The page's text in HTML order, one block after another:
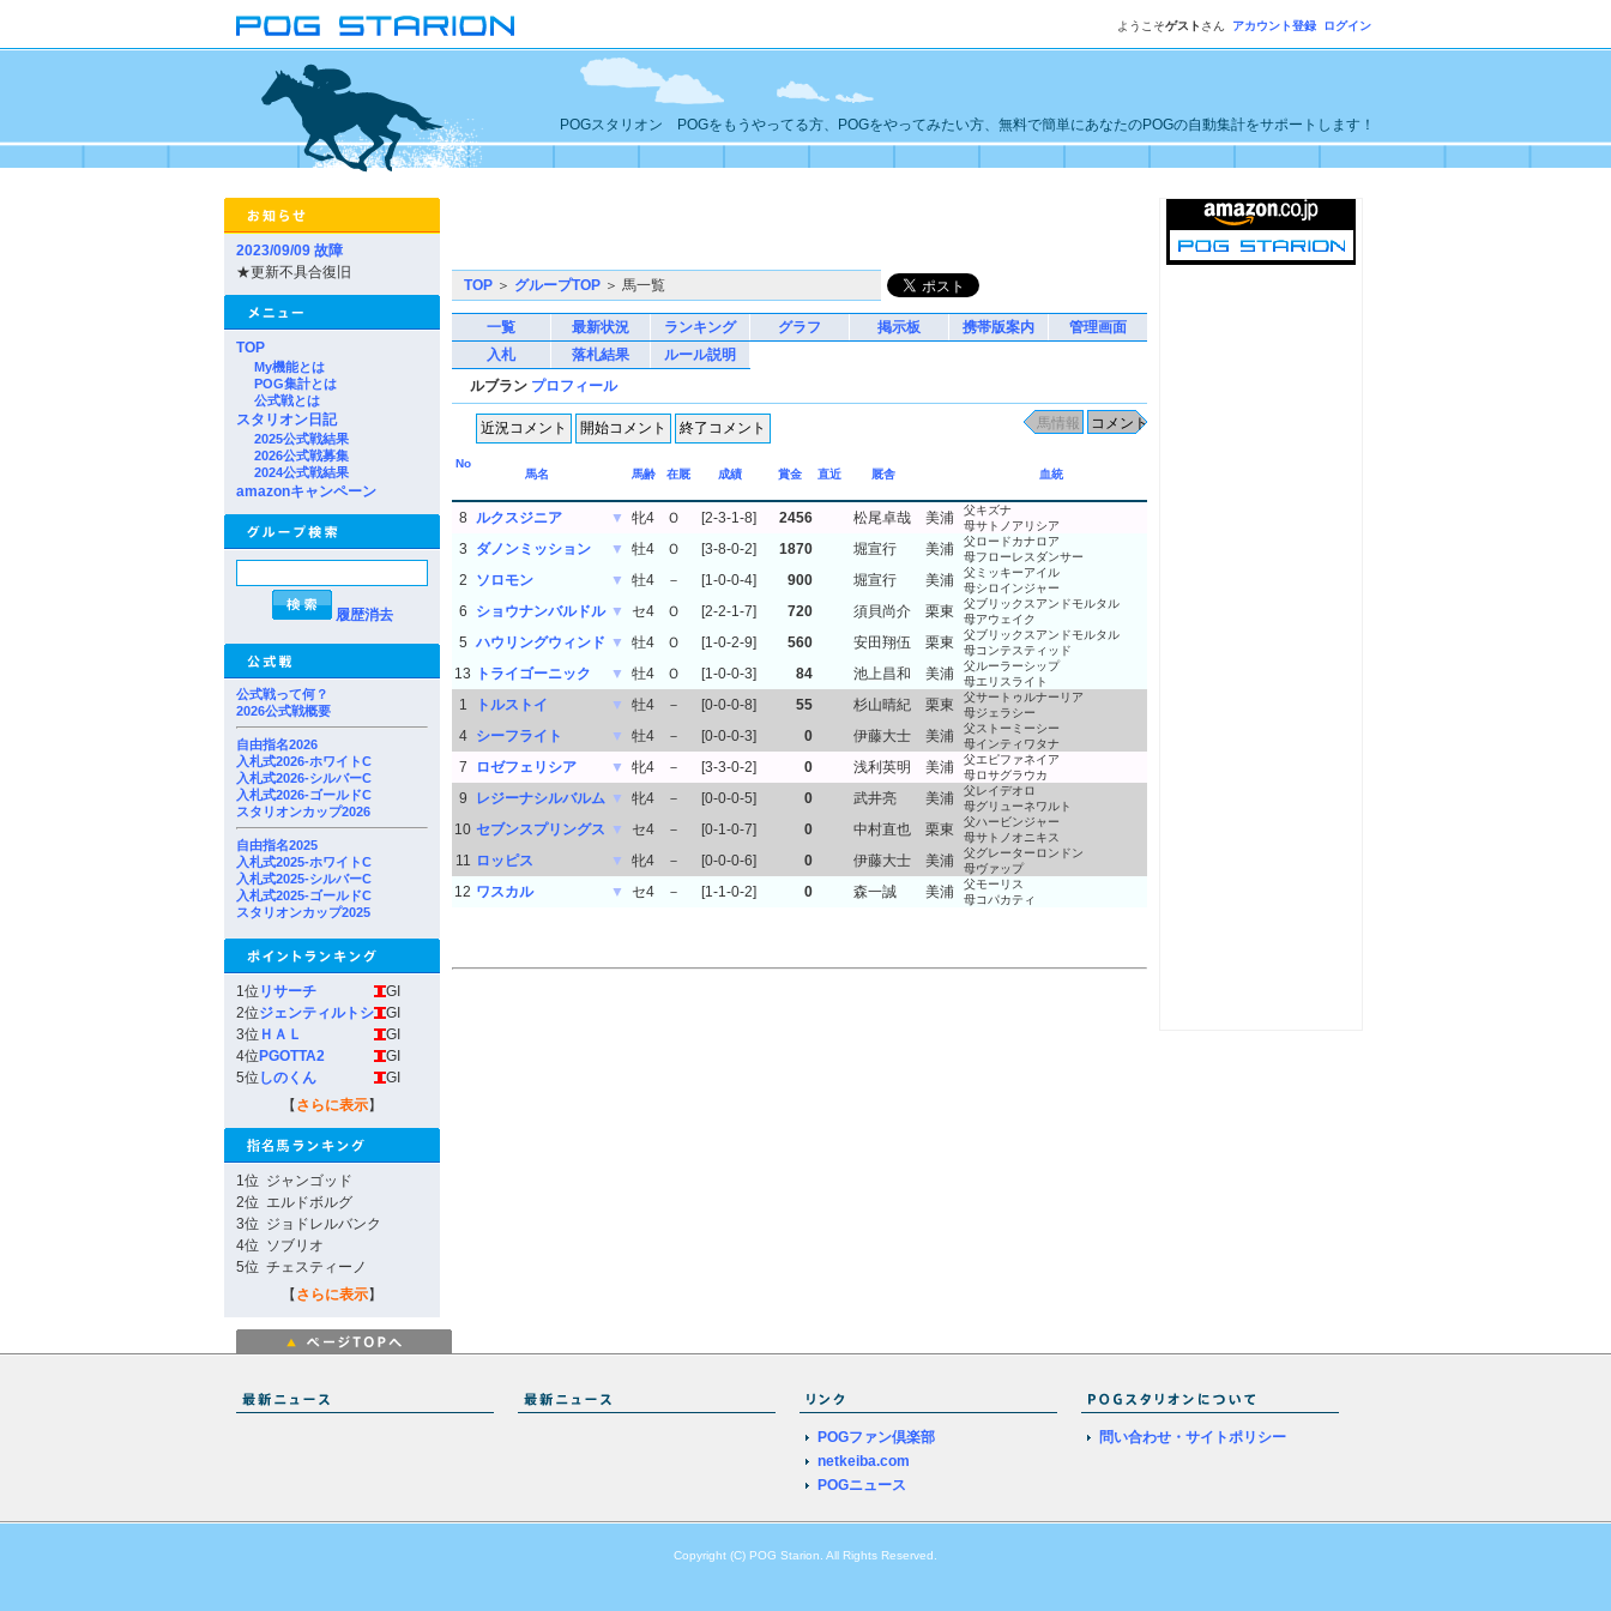
ようこそゲスト さん アカウント登録 ログイン
POGスタリオン POGをもうやってる方、POGをやってみたい方、無料で簡単にあなたのPOGの自動集計をサポートします！
2023/09/09 故障
★更新不具合復旧
TOP
My機能とは
POG集計とは
公式戦とは
スタリオン日記
2025公式戦結果
2026公式戦募集
2024公式戦結果
amazonキャンペーン
履歴消去
公式戦って何？
2026公式戦概要
自由指名2026
入札式2026-ホワイトC
入札式2026-シルバーC
入札式2026-ゴールドC
スタリオンカップ2026
自由指名2025
入札式2025-ホワイトC
入札式2025-シルバーC
入札式2025-ゴールドC
スタリオンカップ2025
1位 リサーチ
GI
2位ジェンティルトシ
GI
3位 ＨＡＬ
GI
4位 PGOTTA2
GI
5位 しのくん
GI
【 さらに表示】
1位 ジャンゴッド
2位 エルドボルグ
3位 ジョドレルバンク
4位 ソブリオ
5位 チェスティーノ
【 さらに表示】
TOP ＞ グループTOP ＞ 馬一覧
一覧 最新状況 ランキング グラフ 掲示板 携帯版案内
管理画面
入札
落札結果
ルール説明
ルブラン プロフィール
No
馬名
馬齢 在厩 成績 賞金 直近 厩舎 血統
8 ルクスジニア ▼ 牝4 Ｏ [2-3-1-8] 2456 松尾卓哉 美浦
父キズナ
母サトノアリシア
3 ダノンミッション ▼ 牡4 Ｏ [3-8-0-2] 1870 堀宣行 美浦
父ロードカナロア
母フローレスダンサー
2 ソロモン ▼ 牡4 － [1-0-0-4] 900 堀宣行 美浦
父ミッキーアイル
母シロインジャー
6 ショウナンバルドル ▼ セ4 Ｏ [2-2-1-7] 720 須貝尚介 栗東
父ブリックスアンドモルタル
母アウェイク
5 ハウリングウィンド ▼ 牡4 Ｏ [1-0-2-9] 560 安田翔伍 栗東
父ブリックスアンドモルタル
母コンテスティッド
13 トライゴーニック ▼ 牡4 Ｏ [1-0-0-3] 84 池上昌和 美浦
父ルーラーシップ
母エリスライト
1 トルストイ ▼ 牡4 － [0-0-0-8] 55 杉山晴紀 栗東
父サートゥルナーリア
母ジェラシー
4 シーフライト ▼ 牡4 － [0-0-0-3] 0 伊藤大士 美浦
父ストーミーシー
母インティワタナ
7 ロゼフェリシア ▼ 牝4 － [3-3-0-2] 0 浅利英明 美浦
父エピファネイア
母ロサグラウカ
9 レジーナシルバルム ▼ 牝4 － [0-0-0-5] 0 武井亮 美浦
父レイデオロ
母グリューネワルト
10 セブンスプリングス ▼ セ4 － [0-1-0-7] 0 中村直也 栗東
父ハービンジャー
母サトノオニキス
11 ロッピス ▼ 牝4 － [0-0-0-6] 0 伊藤大士 美浦
父グレーターロンドン
母ヴァップ
12 ワスカル ▼ セ4 － [1-1-0-2] 0 森一誠 美浦
父モーリス
母コパカティ
POGファン倶楽部
netkeiba.com
POGニュース
問い合わせ・サイトポリシー
Copyright (C) POG Starion. All Rights Reserved.